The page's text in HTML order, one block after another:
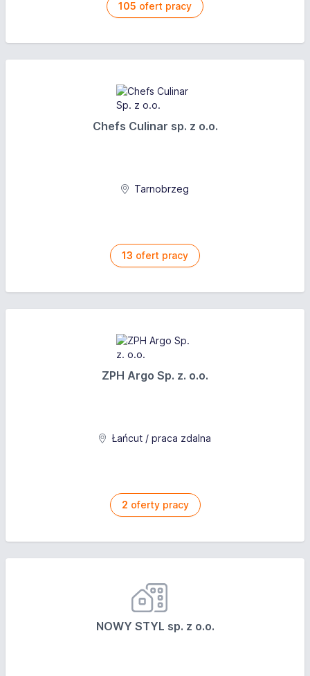
105 ofert pracy
Chefs Culinar sp. z o.o.
Tarnobrzeg
13 ofert pracy
ZPH Argo Sp. z. o.o.
Łańcut / praca zdalna
2 oferty pracy
NOWY STYL sp. z o.o.